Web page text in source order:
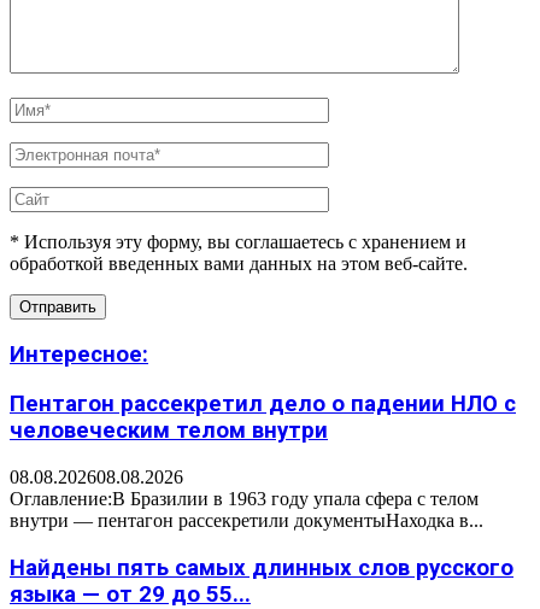
* Используя эту форму, вы соглашаетесь с хранением и
обработкой введенных вами данных на этом веб-сайте.
Интересное:
Пентагон рассекретил дело о падении НЛО с
человеческим телом внутри
08.08.202608.08.2026
Оглавление:В Бразилии в 1963 году упала сфера с телом
внутри — пентагон рассекретили документыНаходка в...
Найдены пять самых длинных слов русского
языка — от 29 до 55...